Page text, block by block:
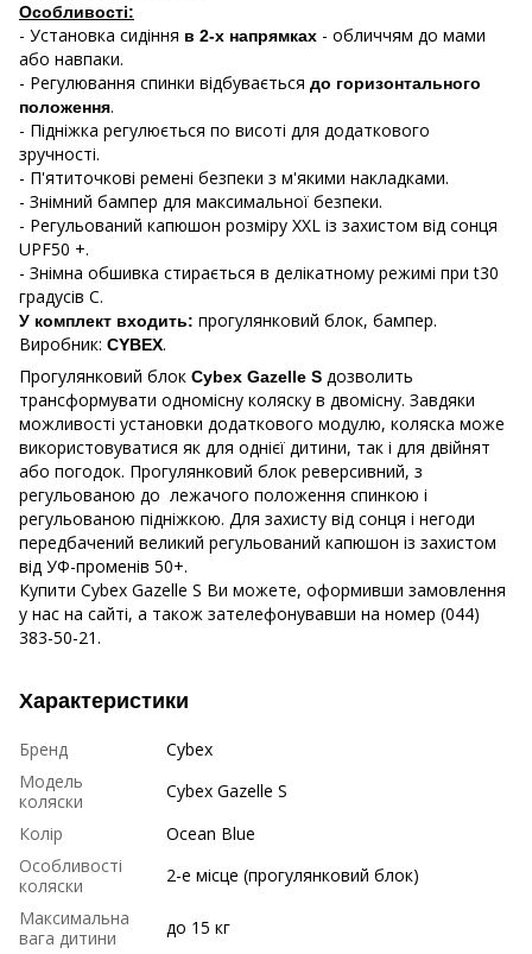
Особливості:
- Установка сидіння в 2-х напрямках - обличчям до мами
або навпаки.
- Регулювання спинки відбувається до горизонтального
положення.
- Підніжка регулюється по висоті для додаткового
зручності.
- П'ятиточкові ремені безпеки з м'якими накладками.
- Знімний бампер для максимальної безпеки.
- Регульований капюшон розміру XXL із захистом від сонця
UPF50 +.
- Знімна обшивка стирається в делікатному режимі при t30
градусів С.
У комплект входить: прогулянковий блок, бампер.
Виробник: CYBEX.
Прогулянковий блок Cybex Gazelle S дозволить
трансформувати одномісну коляску в двомісну. Завдяки
можливості установки додаткового модулю, коляска може
використовуватися як для однієї дитини, так і для двійнят
або погодок. Прогулянковий блок реверсивний, з
регульованою до лежачого положення спинкою і
регульованою підніжкою. Для захисту від сонця і негоди
передбачений великий регульований капюшон із захистом
від УФ-променів 50+.
Купити Cybex Gazelle S Ви можете, оформивши замовлення
у нас на сайті, а також зателефонувавши на номер (044)
383-50-21.
Характеристики
Бренд
Cybex
Модель
коляски
Cybex Gazelle S
Колір
Ocean Blue
Особливості
коляски
2-е місце (прогулянковий блок)
Максимальна
вага дитини
до 15 кг